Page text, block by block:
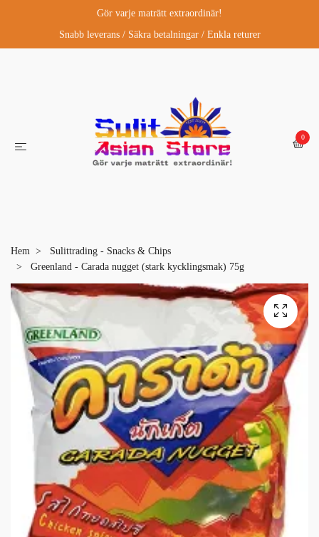
Gör varje maträtt extraordinär!
Snabb leverans / Säkra betalningar / Enkla returer
0
Hem
Sulittrading - Snacks & Chips
Greenland - Carada nugget (stark kycklingsmak) 75g